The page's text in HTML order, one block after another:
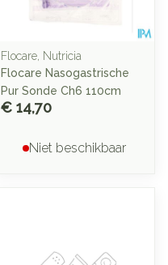
Flocare, Nutricia
Flocare Nasogastrische
Pur Sonde Ch6 110cm
€ 14,70
Niet beschikbaar